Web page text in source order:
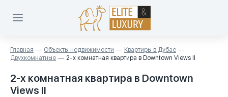
Главная Объекты недвижимости
Квартиры в Дубае
Двухкомнатные
2-х комнатная квартира в Downtown Views II
2-х комнатная квартира в Downtown
Views II